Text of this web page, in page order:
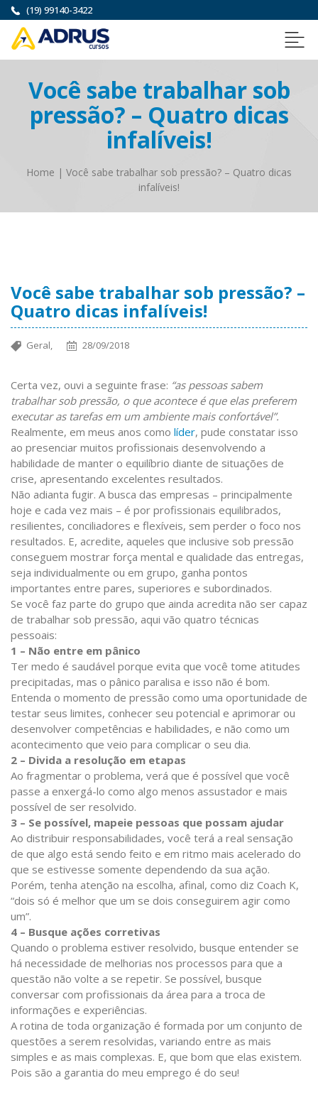
(19) 99140-3422
Você sabe trabalhar sob
pressão? – Quatro dicas
infalíveis!
Home | Você sabe trabalhar sob pressão? – Quatro dicas
infalíveis!
Você sabe trabalhar sob pressão? –
Quatro dicas infalíveis!
Geral, 28/09/2018
Certa vez, ouvi a seguinte frase: “as pessoas sabem
trabalhar sob pressão, o que acontece é que elas preferem
executar as tarefas em um ambiente mais confortável”.
Realmente, em meus anos como líder, pude constatar isso
ao presenciar muitos profissionais desenvolvendo a
habilidade de manter o equilíbrio diante de situações de
crise, apresentando excelentes resultados.
Não adianta fugir. A busca das empresas – principalmente
hoje e cada vez mais – é por profissionais equilibrados,
resilientes, conciliadores e flexíveis, sem perder o foco nos
resultados. E, acredite, aqueles que inclusive sob pressão
conseguem mostrar força mental e qualidade das entregas,
seja individualmente ou em grupo, ganha pontos
importantes entre pares, superiores e subordinados.
Se você faz parte do grupo que ainda acredita não ser capaz
de trabalhar sob pressão, aqui vão quatro técnicas
pessoais:
1 – Não entre em pânico
Ter medo é saudável porque evita que você tome atitudes
precipitadas, mas o pânico paralisa e isso não é bom.
Entenda o momento de pressão como uma oportunidade de
testar seus limites, conhecer seu potencial e aprimorar ou
desenvolver competências e habilidades, e não como um
acontecimento que veio para complicar o seu dia.
2 – Divida a resolução em etapas
Ao fragmentar o problema, verá que é possível que você
passe a enxergá-lo como algo menos assustador e mais
possível de ser resolvido.
3 – Se possível, mapeie pessoas que possam ajudar
Ao distribuir responsabilidades, você terá a real sensação
de que algo está sendo feito e em ritmo mais acelerado do
que se estivesse somente dependendo da sua ação.
Porém, tenha atenção na escolha, afinal, como diz Coach K,
“dois só é melhor que um se dois conseguirem agir como
um”.
4 – Busque ações corretivas
Quando o problema estiver resolvido, busque entender se
há necessidade de melhorias nos processos para que a
questão não volte a se repetir. Se possível, busque
conversar com profissionais da área para a troca de
informações e experiências.
A rotina de toda organização é formada por um conjunto de
questões a serem resolvidas, variando entre as mais
simples e as mais complexas. E, que bom que elas existem.
Pois são a garantia do meu emprego é do seu!